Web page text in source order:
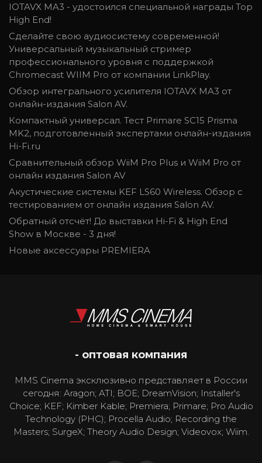
IOTAVX MA3 - удостоился специальной награды Top
High End!
Сделайте свою аудиосистему современной!
Универсальный музыкальный стример
профессионального уровня с поддержкой
Chromecast WIIM Pro от компании LinkPlay.
Обзор интегрального усилителя IOTAVX MA3 от
онлайн-издания Salon AV.
Компактный универсал. Тест Primare SC15 Prisma
MK2, подготовленный экспертами онлайн-издания
Hi-Fi.ru
Сравнительный обзор WiiM Pro Plus и WiiM Pro от
онлайн издания Salon AV
Акустические системы KEF LS60 Wireless. Обзор с
тестированием от онлайн издания Salon AV.
Обратный отсчёт! До выставки Hi-Fi & High End
Show в Москве - 3 дня!
Новые аксессуары PREMIERA
- оптовая компания
MMS Cinema эксклюзивно представляет в России
сегодня: Aragon; ATI; BOE; DreamVision; Installer's
Choice; KEF; Kimber Kable; Premiera; Primare; Pro Audio
Technology (PHC); Procella Audio; Recording the
Masters; SurgeX; Theory Audio Design; Videovox; Wiim.